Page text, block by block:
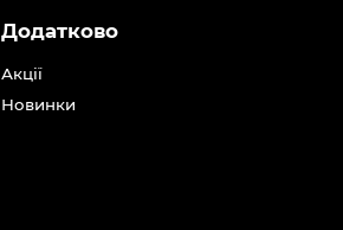
Додатково
Акції
Новинки